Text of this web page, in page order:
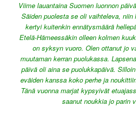
Viime lauantaina Suomen luonnon
Säiden puolesta se oli vaihteleva,
kertyi kuitenkin ennätysmäärä
Etelä-Hämeessäkin olleen kolmen
on syksyn vuoro. Olen ottanut jo
muutaman kerran puolukassa.
päivä oli aina se puolukkapäivä.
eväiden kanssa koko perhe ja
Tänä vuonna marjat kypsyivät
saanut noukkia jo parin